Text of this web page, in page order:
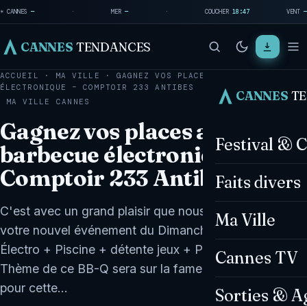
☀ CANNES — · MER— · COUCHER18:47 VENT —
CANNES TENDANCES
CANNES
Festival &
Faits divers
Ma Ville
Cannes TV
Sorties &
ACCUEIL · MA VILLE · GAGNEZ VOS PLACES AU BARBECUE
ÉLECTRONIQUE – COMPTOIR 233 ANTIBES
MA VILLE
CANNES
Gagnez vos places au
barbecue électronique –
Comptoir 233 Antibes
C'est avec un grand plaisir que nous vous convions à
votre nouvel événement du Dimanche BB-Q + DJs
Électro + Piscine + détente jeux + Piste de danse le
Thème de ce BB-Q sera sur la fameuse Coachella
pour cette…